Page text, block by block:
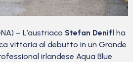
– L’austriaco Stefan Denifl ha
vittoria al debutto in un Grande
irlandese Aqua Blue